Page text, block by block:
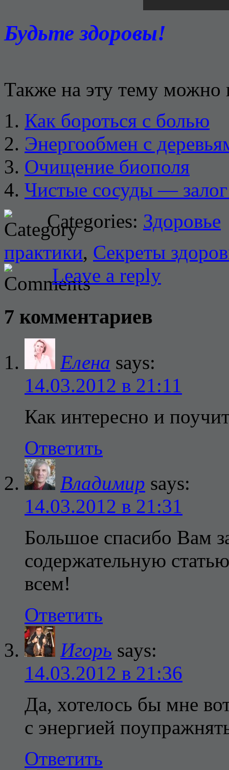
Будьте здоровы!
Также на эту тему можно
Как бороться с болью
Энергообмен с
Очищение биополя
Чистые сосуды —
Categories: Здоровье
практики, Секреты
Leave a reply
7 комментариев
Елена says:
14.03.2012 в 21:11
Как интересно и
Ответить
Владимир says:
14.03.2012 в 21:31
Большое спасибо Вам
содержательную
всем!
Ответить
Игорь says:
14.03.2012 в 21:36
Да, хотелось бы мне
с энергией
Ответить